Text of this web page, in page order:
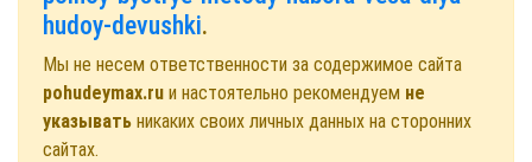
hudoy-devushki.
Мы не несем ответственности за содержимое сайта
pohudeymax.ru и настоятельно рекомендуем не
указывать никаких своих личных данных на сторонних
сайтах.